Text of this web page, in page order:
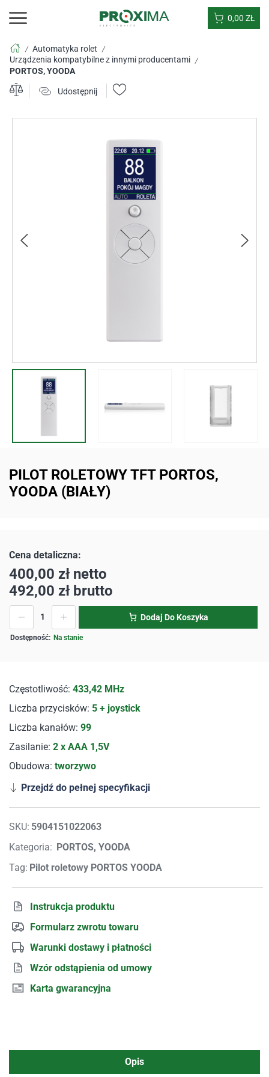
0,00 ZŁ
/ Automatyka rolet /
Urządzenia kompatybilne z innymi producentami /
PORTOS, YOODA
Udostępnij
PILOT ROLETOWY TFT PORTOS,
YOODA (BIAŁY)
Częstotliwość: 433,42 MHz
Liczba przycisków: 5 + joystick
Liczba kanałów: 99
Zasilanie: 2 x AAA 1,5V
Obudowa: tworzywo
Przejdź do pełnej specyfikacji
SKU: 5904151022063
Kategoria: PORTOS, YOODA
Tag: Pilot roletowy PORTOS YOODA
Instrukcja produktu
Formularz zwrotu towaru
Warunki dostawy i płatności
Wzór odstąpienia od umowy
Karta gwarancyjna
400,00 zł netto
492,00 zł brutto
Na stanie
Dodaj Do Koszyka
Opis